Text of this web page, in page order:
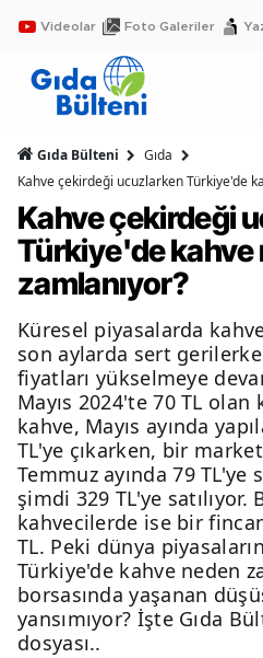
Videolar Foto Galeriler
Gıda Bülteni
Gıda
Kahve çekirdeği ucuzlarken Türkiye'de
Kahve çekirdeği
Türkiye'de kahve
zamlanıyor?
Küresel piyasalarda
son aylarda sert
fiyatları yükselmeye
Mayıs 2024'te 70 TL
kahve, Mayıs ayında
TL'ye çıkarken, bir
Temmuz ayında 79 TL'ye
şimdi 329 TL'ye satılıyor.
kahvecilerde ise bir
TL. Peki dünya
Türkiye'de kahve neden
borsasında yaşanan
yansımıyor? İşte Gıda
dosyası..